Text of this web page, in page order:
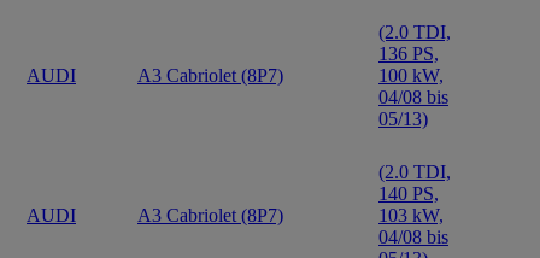
AUDI A3 Cabriolet (8P7)
(2.0 TDI,
136 PS,
100 kW,
04/08 bis
05/13)
AUDI A3 Cabriolet (8P7)
(2.0 TDI,
140 PS,
103 kW,
04/08 bis